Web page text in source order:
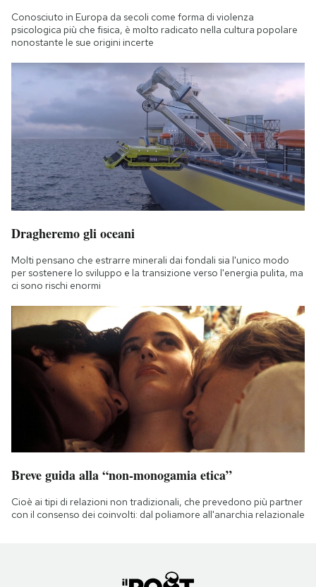
Conosciuto in Europa da secoli come forma di violenza
psicologica più che fisica, è molto radicato nella cultura popolare
nonostante le sue origini incerte
Dragheremo gli oceani
Molti pensano che estrarre minerali dai fondali sia l'unico modo
per sostenere lo sviluppo e la transizione verso l'energia pulita, ma
ci sono rischi enormi
Breve guida alla “non-monogamia etica”
Cioè ai tipi di relazioni non tradizionali, che prevedono più partner
con il consenso dei coinvolti: dal poliamore all'anarchia relazionale